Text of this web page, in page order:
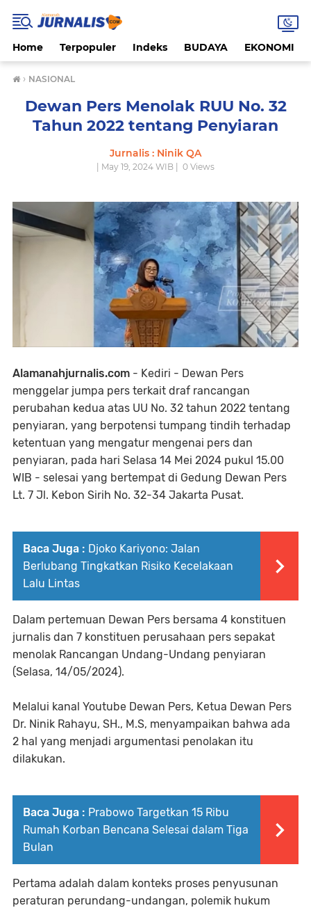
Home Terpopuler Indeks BUDAYA EKONOMI
› NASIONAL
Dewan Pers Menolak RUU No. 32
Tahun 2022 tentang Penyiaran
Jurnalis : Ninik QA
| May 19, 2024 WIB | 0 Views
Alamanahjurnalis.com - Kediri - Dewan Pers
menggelar jumpa pers terkait draf rancangan
perubahan kedua atas UU No. 32 tahun 2022 tentang
penyiaran, yang berpotensi tumpang tindih terhadap
ketentuan yang mengatur mengenai pers dan
penyiaran, pada hari Selasa 14 Mei 2024 pukul 15.00
WIB - selesai yang bertempat di Gedung Dewan Pers
Lt. 7 Jl. Kebon Sirih No. 32-34 Jakarta Pusat.
Baca Juga : Djoko Kariyono: Jalan
Berlubang Tingkatkan Risiko Kecelakaan
Lalu Lintas
Dalam pertemuan Dewan Pers bersama 4 konstituen
jurnalis dan 7 konstituen perusahaan pers sepakat
menolak Rancangan Undang-Undang penyiaran
(Selasa, 14/05/2024).
Melalui kanal Youtube Dewan Pers, Ketua Dewan Pers
Dr. Ninik Rahayu, SH., M.S, menyampaikan bahwa ada
2 hal yang menjadi argumentasi penolakan itu
dilakukan.
Baca Juga : Prabowo Targetkan 15 Ribu
Rumah Korban Bencana Selesai dalam Tiga
Bulan
Pertama adalah dalam konteks proses penyusunan
peraturan perundang-undangan, polemik hukum